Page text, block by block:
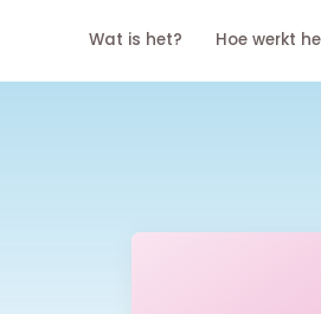
Wat is het? Hoe werkt